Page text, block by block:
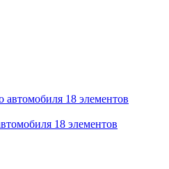
18 элементов